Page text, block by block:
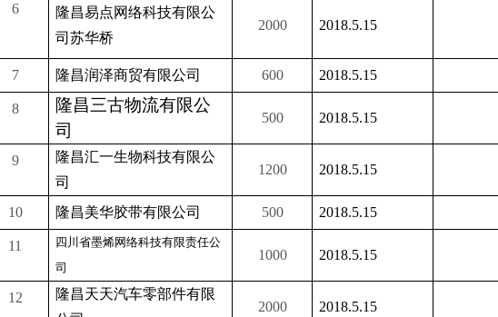
6
隆昌易点网络科技有限公
司苏华桥
2000 2018.5.15
7 隆昌润泽商贸有限公司 600 2018.5.15
8
隆昌三古物流有限公
司
500 2018.5.15
9
隆昌汇一生物科技有限公
司
1200 2018.5.15
10 隆昌美华胶带有限公司 500 2018.5.15
11
四川省墨烯网络科技有限责任公
司
1000 2018.5.15
12
隆昌天天汽车零部件有限
2000 2018.5.15